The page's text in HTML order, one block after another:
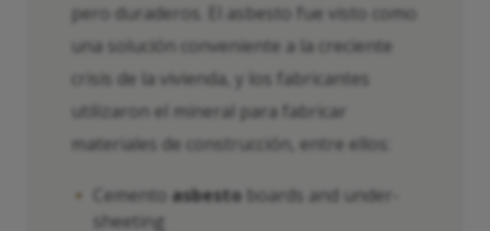
pero duraderos. El asbesto fue visto como
una solución conveniente a la creciente
crisis de la vivienda, y los fabricantes
utilizaron el mineral para fabricar
materiales de construcción, entre ellos:
Cemento asbesto boards and under-
sheeting